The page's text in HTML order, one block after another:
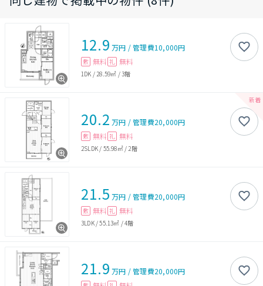
12.9 万円 /管理費10,000円
敷 無料 礼 無料
1DK / 28.59㎡ /3階
20.2 万円 /管理費20,000円
敷 無料 礼 無料
2SLDK / 55.98㎡/ 2階
21.5 万円 /管理費20,000円
敷 無料 礼 無料
3LDK/55.13㎡ /4階
21.9 万円 /管理費20,000円